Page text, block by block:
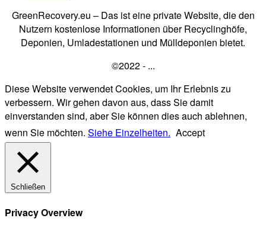
GreenRecovery.eu – Das ist eine private Website, die den
Nutzern kostenlose Informationen über Recyclinghöfe,
Deponien, Umladestationen und Mülldeponien bietet.
©2022 - ...
Diese Website verwendet Cookies, um Ihr Erlebnis zu
verbessern. Wir gehen davon aus, dass Sie damit
einverstanden sind, aber Sie können dies auch ablehnen,
wenn Sie möchten. Siehe Einzelheiten. Accept
Schließen
Privacy Overview